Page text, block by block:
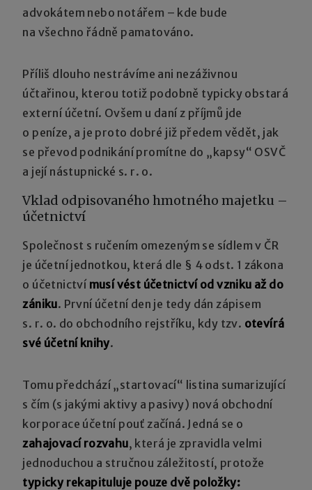
advokátem nebo notářem – kde bude
na všechno řádně pamatováno.
Příliš dlouho nestrávíme ani nezáživnou
účtařinou, kterou totiž podobně typicky obstará
externí účetní. Ovšem u daní z příjmů jde
o peníze, a je proto dobré již předem vědět, jak
se převod podnikání promítne do „kapsy“ OSVČ
a její nástupnické s. r. o.
Vklad odpisovaného hmotného majetku –
účetnictví
Společnost s ručením omezeným se sídlem v ČR
je účetní jednotkou, která dle § 4 odst. 1 zákona
o účetnictví musí vést účetnictví od vzniku až do
zániku. První účetní den je tedy dán zápisem
s. r. o. do obchodního rejstříku, kdy tzv. otevírá
své účetní knihy.
Tomu předchází „startovací“ listina sumarizující
s čím (s jakými aktivy a pasivy) nová obchodní
korporace účetní pouť začíná. Jedná se o
zahajovací rozvahu, která je zpravidla velmi
jednoduchou a stručnou záležitostí, protože
typicky rekapituluje pouze dvě položky: